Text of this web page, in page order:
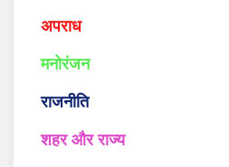
अपराध
मनोरंजन
राजनीति
शहर और राज्य